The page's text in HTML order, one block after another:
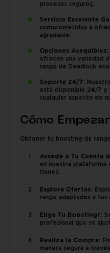
procesos seguros;
Servicio Excelente
comprometidos a
agradable;
Opciones Asequibles:
ofrecen una variedad
rango de Deadlock
Soporte 24/7:
está disponible 24/7 y
cualquier aspecto de
Cómo Empezar
Obtener tu boosting de
Accede a Tu Cuenta
en nuestra plataforma
tienes;
Explora Ofertas:
rango adaptados a tus
Elige Tu Boostingr:
profesional que se
Realiza la Compra:
manera segura a